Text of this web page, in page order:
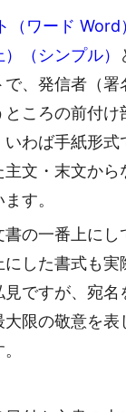
（ワード Word
（シンプル）
、発信者（署
ところの前付け
わば手紙形式
文・末文から
す。
の一番上にし
にした書式も実
ですが、宛名
限の敬意を表